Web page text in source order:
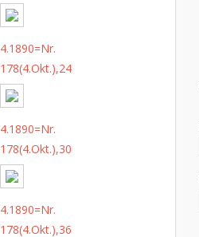
4.1890=Nr.
178(4.Okt.),24
4.1890=Nr.
178(4.Okt.),30
4.1890=Nr.
178(4.Okt.),36